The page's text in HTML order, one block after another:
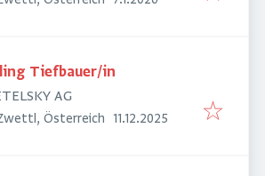
Tiefbauer/in
AG
Österreich Veröffentlicht
11.12.2025